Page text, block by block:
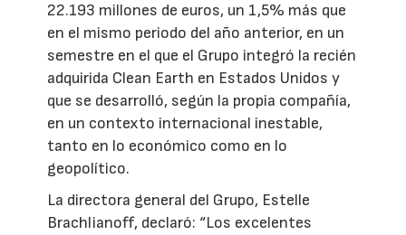
22.193 millones de euros, un 1,5% más que
en el mismo periodo del año anterior, en un
semestre en el que el Grupo integró la recién
adquirida Clean Earth en Estados Unidos y
que se desarrolló, según la propia compañía,
en un contexto internacional inestable,
tanto en lo económico como en lo
geopolítico.
La directora general del Grupo, Estelle
Brachlianoff, declaró: “Los excelentes